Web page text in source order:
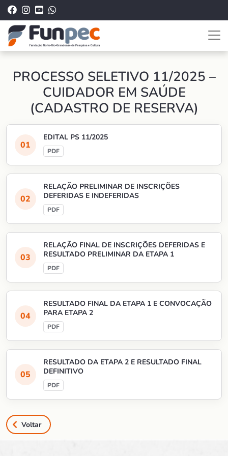
PROCESSO SELETIVO 11/2025 –
CUIDADOR EM SAÚDE
(CADASTRO DE RESERVA)
EDITAL PS 11/2025
RELAÇÃO PRELIMINAR DE INSCRIÇÕES
DEFERIDAS E INDEFERIDAS
RELAÇÃO FINAL DE INSCRIÇÕES DEFERIDAS E
RESULTADO PRELIMINAR DA ETAPA 1
RESULTADO FINAL DA ETAPA 1 E CONVOCAÇÃO
PARA ETAPA 2
RESULTADO DA ETAPA 2 E RESULTADO FINAL
DEFINITIVO
Voltar